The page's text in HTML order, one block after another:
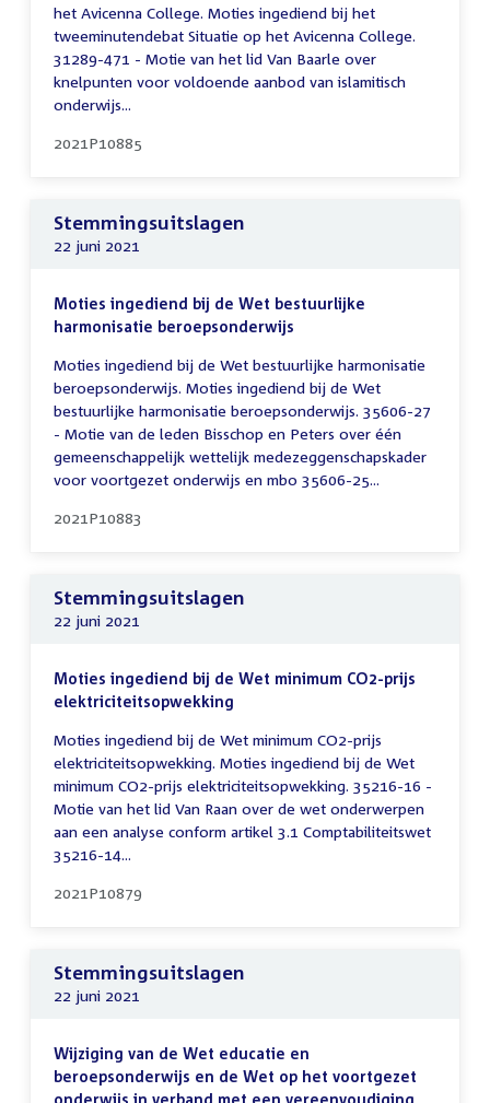
het Avicenna College. Moties ingediend bij het
tweeminutendebat Situatie op het Avicenna College.
31289-471 - Motie van het lid Van Baarle over
knelpunten voor voldoende aanbod van islamitisch
onderwijs...
2021P10885
Stemmingsuitslagen
22 juni 2021
Moties ingediend bij de Wet bestuurlijke
harmonisatie beroepsonderwijs
Moties ingediend bij de Wet bestuurlijke harmonisatie
beroepsonderwijs. Moties ingediend bij de Wet
bestuurlijke harmonisatie beroepsonderwijs. 35606-27
- Motie van de leden Bisschop en Peters over één
gemeenschappelijk wettelijk medezeggenschapskader
voor voortgezet onderwijs en mbo 35606-25...
2021P10883
Stemmingsuitslagen
22 juni 2021
Moties ingediend bij de Wet minimum CO2-prijs
elektriciteitsopwekking
Moties ingediend bij de Wet minimum CO2-prijs
elektriciteitsopwekking. Moties ingediend bij de Wet
minimum CO2-prijs elektriciteitsopwekking. 35216-16 -
Motie van het lid Van Raan over de wet onderwerpen
aan een analyse conform artikel 3.1 Comptabiliteitswet
35216-14...
2021P10879
Stemmingsuitslagen
22 juni 2021
Wijziging van de Wet educatie en
beroepsonderwijs en de Wet op het voortgezet
onderwijs in verband met een vereenvoudiging